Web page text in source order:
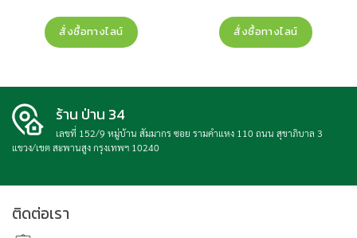
สั่งซื้อทางไลน์ สั่งซื้อทางไลน์
ร้าน ป่าน 34
เลขที่ 152/9 หมู่บ้าน สัมมากร ซอย รามคำแหง 110 ถนน สุขาภิบาล 3
แขวง/เขต สะพานสูง กรุงเทพฯ 10240
ติดต่อเรา